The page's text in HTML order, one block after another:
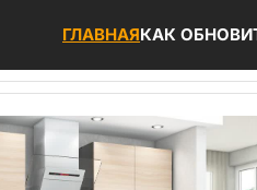
ГЛАВНАЯКАК